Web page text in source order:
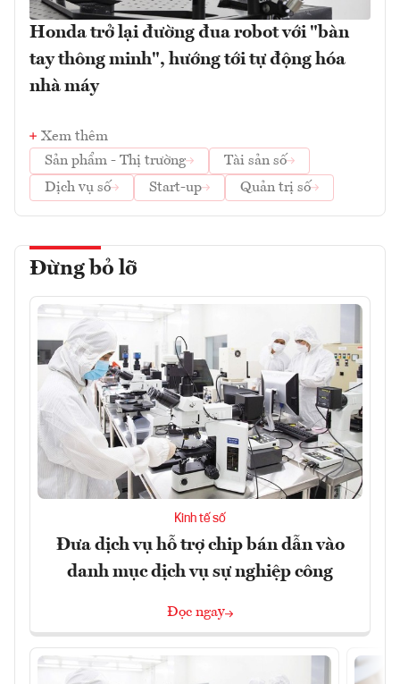
Honda trở lại đường đua robot với "bàn
tay thông minh", hướng tới tự động hóa
nhà máy
Xem thêm
Sản phẩm - Thị trường
Tài sản số
Dịch vụ số
Start-up Quản trị số
Đừng bỏ lỡ
Kinh tế số
Đưa dịch vụ hỗ trợ chip bán dẫn vào
danh mục dịch vụ sự nghiệp công
Đọc ngay